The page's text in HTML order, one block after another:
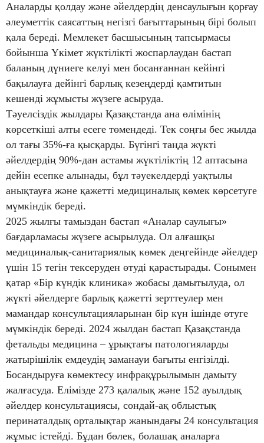
Аналарды қолдау және әйелдердің денсаулығын қорғау
әлеуметтік саясаттың негізгі бағыттарының бірі болып
қала береді. Мемлекет басшысының тапсырмасы
бойынша Үкімет жүктілікті жоспарлаудан бастап
баланың дүниеге келуі мен босанғаннан кейінгі
бақылауға дейінгі барлық кезеңдерді қамтитын
кешенді жұмысты жүзеге асыруда.
Тәуелсіздік жылдары Қазақстанда ана өлімінің
көрсеткіші алты есеге төмендеді. Тек соңғы бес жылда
ол тағы 35%-ға қысқарды. Бүгінгі таңда жүкті
әйелдердің 90%-дан астамы жүктіліктің 12 аптасына
дейін есепке алынады, бұл тәуекелдерді уақтылы
анықтауға және қажетті медициналық көмек көрсетуге
мүмкіндік береді.
2025 жылғы тамыздан бастап «Аналар саулығы»
бағдарламасы жүзеге асырылуда. Ол алғашқы
медициналық-санитариялық көмек деңгейінде әйелдер
үшін 15 тегін тексеруден өтуді қарастырады. Сонымен
қатар «Бір күндік клиника» жобасы дамытылуда, ол
жүкті әйелдерге барлық қажетті зерттеулер мен
мамандар консультацияларынан бір күн ішінде өтуге
мүмкіндік береді. 2024 жылдан бастап Қазақстанда
фетальды медицина – ұрықтағы патологияларды
жатырішілік емдеудің заманауи бағыты енгізілді.
Босандыруға көмектесу инфрақұрылымын дамыту
жалғасуда. Елімізде 273 қалалық және 152 ауылдық
әйелдер консультациясы, сондай-ақ облыстық
перинаталдық орталықтар жанындағы 24 консультация
жұмыс істейді. Бұдан бөлек, болашақ аналарға